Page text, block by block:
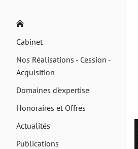
Cabinet
Nos Réalisations - Cession -
Acquisition
Domaines d'expertise
Honoraires et Offres
Actualités
Publications